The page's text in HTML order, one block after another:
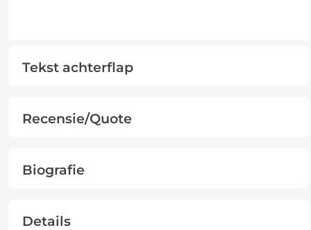
Tekst achterflap
Recensie/Quote
Biografie
Details